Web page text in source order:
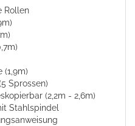
Rollen
(1,9m)
Sprossen)
(2,2m - 2,6m)
Stahlspindel